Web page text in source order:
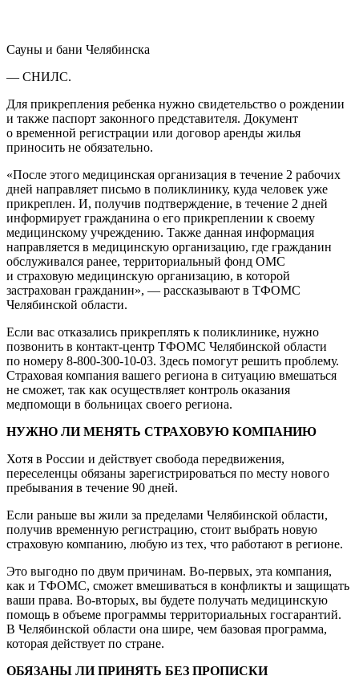
Сауны и бани Челябинска
— СНИЛС.
Для прикрепления ребенка нужно свидетельство о рождении
и также паспорт законного представителя. Документ
о временной регистрации или договор аренды жилья
приносить не обязательно.
«После этого медицинская организация в течение 2 рабочих
дней направляет письмо в поликлинику, куда человек уже
прикреплен. И, получив подтверждение, в течение 2 дней
информирует гражданина о его прикреплении к своему
медицинскому учреждению. Также данная информация
направляется в медицинскую организацию, где гражданин
обслуживался ранее, территориальный фонд ОМС
и страховую медицинскую организацию, в которой
застрахован гражданин», — рассказывают в ТФОМС
Челябинской области.
Если вас отказались прикреплять к поликлинике, нужно
позвонить в контакт-центр ТФОМС Челябинской области
по номеру 8-800-300-10-03. Здесь помогут решить проблему.
Страховая компания вашего региона в ситуацию вмешаться
не сможет, так как осуществляет контроль оказания
медпомощи в больницах своего региона.
НУЖНО ЛИ МЕНЯТЬ СТРАХОВУЮ КОМПАНИЮ
Хотя в России и действует свобода передвижения,
переселенцы обязаны зарегистрироваться по месту нового
пребывания в течение 90 дней.
Если раньше вы жили за пределами Челябинской области,
получив временную регистрацию, стоит выбрать новую
страховую компанию, любую из тех, что работают в регионе.
Это выгодно по двум причинам. Во-первых, эта компания,
как и ТФОМС, сможет вмешиваться в конфликты и защищать
ваши права. Во-вторых, вы будете получать медицинскую
помощь в объеме программы территориальных госгарантий.
В Челябинской области она шире, чем базовая программа,
которая действует по стране.
ОБЯЗАНЫ ЛИ ПРИНЯТЬ БЕЗ ПРОПИСКИ